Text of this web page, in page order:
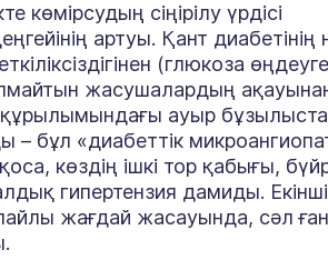
көмірсудың сіңірілу үрдісі
артуы. Қант диабетінің
(глюкоза
жасушалардың
ауыр
– бұл «диабеттік
көздің ішкі тор қабығы,
гипертензия дамиды. Екінші
жағдай жасауында, сәл